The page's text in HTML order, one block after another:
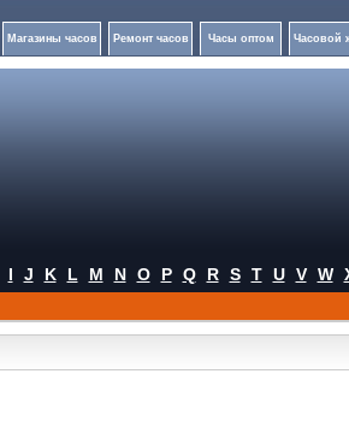
Магазины часов Ремонт часов Часы оптом Часовой
I J K L M N O P Q R S T U V W